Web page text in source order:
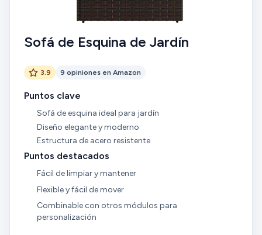
Sofá de Esquina de Jardín
3.9 9 opiniones en Amazon
Puntos clave
Sofá de esquina ideal para jardín
Diseño elegante y moderno
Estructura de acero resistente
Puntos destacados
Fácil de limpiar y mantener
Flexible y fácil de mover
Combinable con otros módulos para
personalización